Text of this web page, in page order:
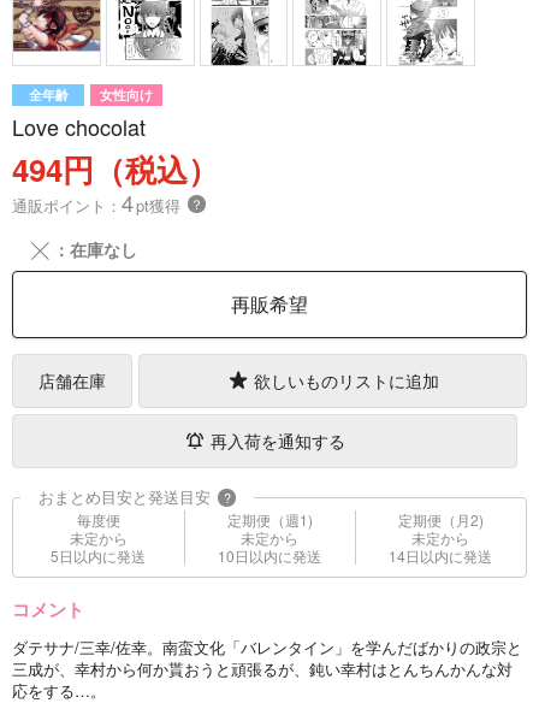
全年齢 女性向け
Love chocolat
494円（税込）
通販ポイント： 4pt獲得 ？
╳ ：在庫なし
再販希望
店舗在庫 欲しいものリストに追加
再入荷を通知する
おまとめ目安と発送目安 ?
毎度便
未定から
5日以内に発送
定期便（週1)
未定から
10日以内に発送
定期便（月2)
未定から
14日以内に発送
コメント
ダテサナ/三幸/佐幸。南蛮文化「バレンタイン」を学んだばかりの政宗と
三成が、幸村から何か貰おうと頑張るが、鈍い幸村はとんちんかんな対
応をする…。